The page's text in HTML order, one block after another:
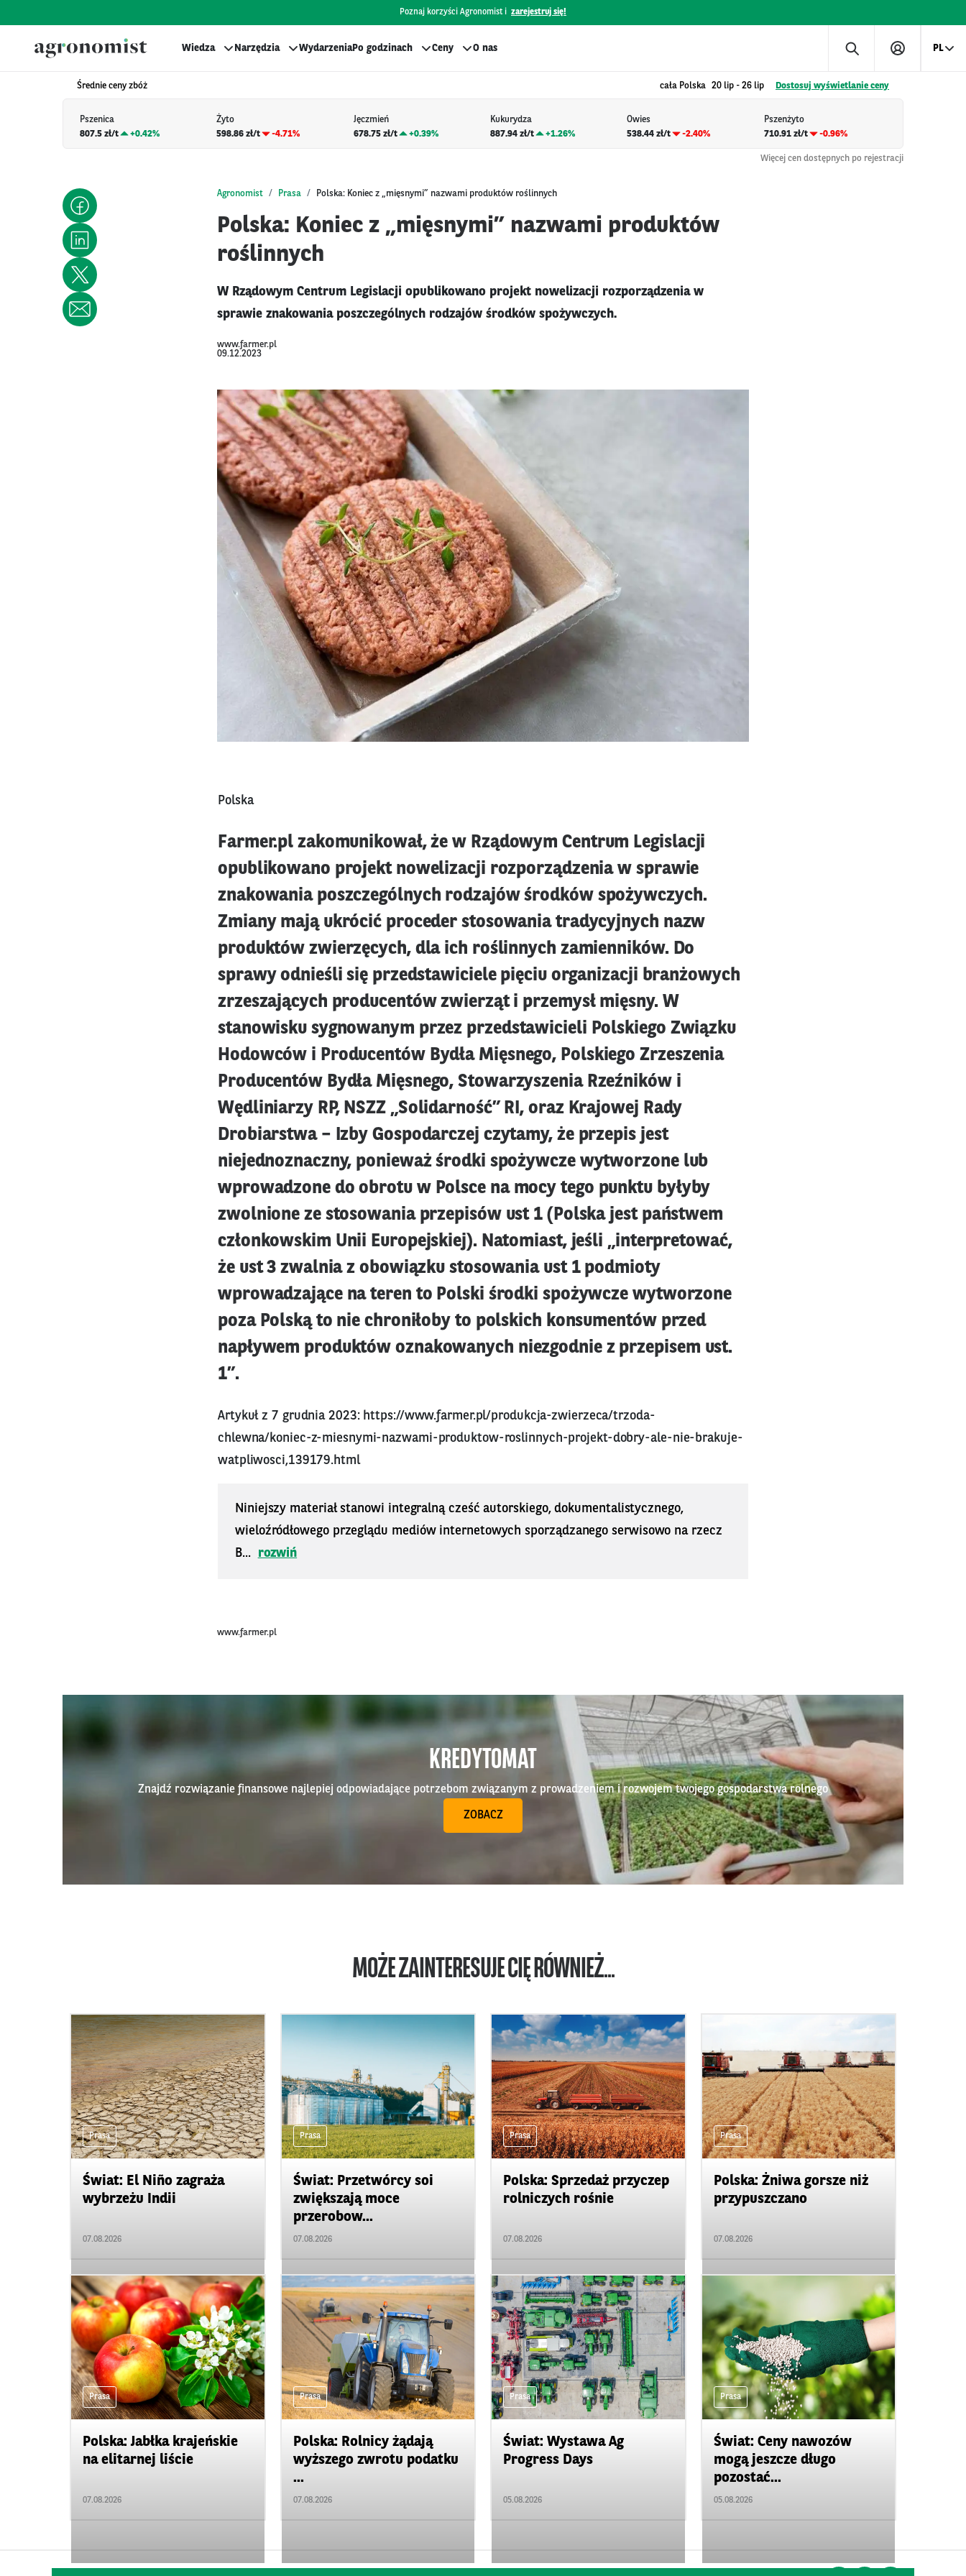
Poznaj korzyści Agronomist i zarejestruj się!
Wiedza Narzędzia WydarzeniaPo godzinach Ceny O nas PL
Średnie ceny zbóż cała Polska 20 lip - 26 lip Dostosuj wyświetlanie ceny
Pszenica
807.5 zł/t
+0.42%
Żyto
598.86 zł/t
-4.71%
Jęczmień
678.75 zł/t
+0.39%
Kukurydza
887.94 zł/t
+1.26%
Owies
538.44 zł/t
-2.40%
Pszenżyto
710.91 zł/t
-0.96%
Więcej cen dostępnych po rejestracji
Agronomist Prasa Polska: Koniec z „mięsnymi” nazwami produktów roślinnych
Polska: Koniec z „mięsnymi” nazwami produktów
roślinnych
W Rządowym Centrum Legislacji opublikowano projekt nowelizacji rozporządzenia w
sprawie znakowania poszczególnych rodzajów środków spożywczych.
www.farmer.pl
09.12.2023
Polska
Farmer.pl zakomunikował, że w Rządowym Centrum Legislacji
opublikowano projekt nowelizacji rozporządzenia w sprawie
znakowania poszczególnych rodzajów środków spożywczych.
Zmiany mają ukrócić proceder stosowania tradycyjnych nazw
produktów zwierzęcych, dla ich roślinnych zamienników. Do
sprawy odnieśli się przedstawiciele pięciu organizacji branżowych
zrzeszających producentów zwierząt i przemysł mięsny. W
stanowisku sygnowanym przez przedstawicieli Polskiego Związku
Hodowców i Producentów Bydła Mięsnego, Polskiego Zrzeszenia
Producentów Bydła Mięsnego, Stowarzyszenia Rzeźników i
Wędliniarzy RP, NSZZ „Solidarność” RI, oraz Krajowej Rady
Drobiarstwa – Izby Gospodarczej czytamy, że przepis jest
niejednoznaczny, ponieważ środki spożywcze wytworzone lub
wprowadzone do obrotu w Polsce na mocy tego punktu byłyby
zwolnione ze stosowania przepisów ust 1 (Polska jest państwem
członkowskim Unii Europejskiej). Natomiast, jeśli „interpretować,
że ust 3 zwalnia z obowiązku stosowania ust 1 podmioty
wprowadzające na teren to Polski środki spożywcze wytworzone
poza Polską to nie chroniłoby to polskich konsumentów przed
napływem produktów oznakowanych niezgodnie z przepisem ust.
1”.
Artykuł z 7 grudnia 2023: https://www.farmer.pl/produkcja-zwierzeca/trzoda-
chlewna/koniec-z-miesnymi-nazwami-produktow-roslinnych-projekt-dobry-ale-nie-brakuje-
watpliwosci,139179.html
Niniejszy materiał stanowi integralną cześć autorskiego, dokumentalistycznego,
wieloźródłowego przeglądu mediów internetowych sporządzanego serwisowo na rzecz
B...
rozwiń
www.farmer.pl
KREDYTOMAT
Znajdź rozwiązanie finansowe najlepiej odpowiadające potrzebom związanym z prowadzeniem i rozwojem twojego gospodarstwa rolnego
ZOBACZ
MOŻE ZAINTERESUJE CIĘ RÓWNIEŻ...
Prasa
Świat: El Niño zagraża
wybrzeżu Indii
07.08.2026
Prasa
Świat: Przetwórcy soi
zwiększają moce
przerobow...
07.08.2026
Prasa
Polska: Sprzedaż przyczep
rolniczych rośnie
07.08.2026
Prasa
Polska: Żniwa gorsze niż
przypuszczano
07.08.2026
Prasa
Polska: Jabłka krajeńskie
na elitarnej liście
07.08.2026
Prasa
Polska: Rolnicy żądają
wyższego zwrotu podatku
...
07.08.2026
Prasa
Świat: Wystawa Ag
Progress Days
05.08.2026
Prasa
Świat: Ceny nawozów
mogą jeszcze długo
pozostać...
05.08.2026